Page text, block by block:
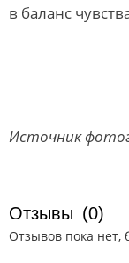
в баланс
Источник
Отзывы (0)
Отзывов пока нет,